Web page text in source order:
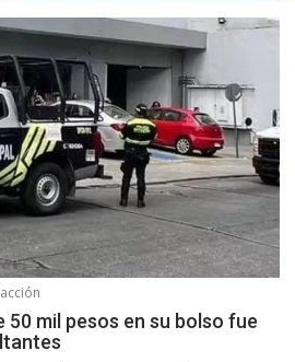
50 mil pesos en su bolso fue